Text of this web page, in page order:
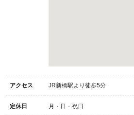
アクセス JR新橋駅より徒歩5分
定休日 月・日・祝日